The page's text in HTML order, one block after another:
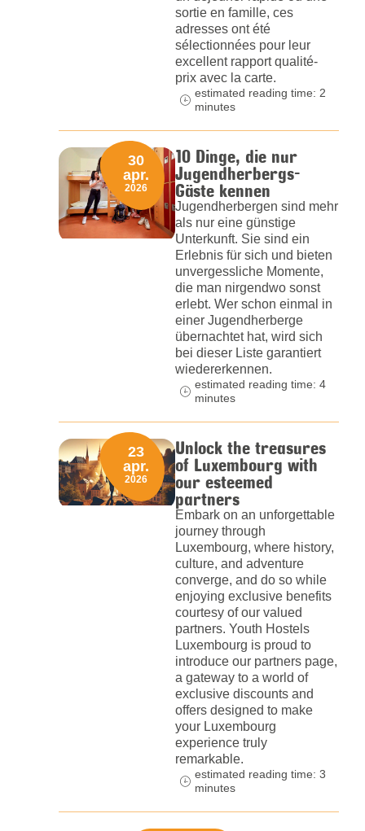
sortie en famille, ces
adresses ont été
sélectionnées pour leur
excellent rapport qualité-
prix avec la carte.
estimated reading time: 2
minutes
10 Dinge, die nur
Jugendherbergs-
Gäste kennen
Jugendherbergen sind mehr
als nur eine günstige
Unterkunft. Sie sind ein
Erlebnis für sich und bieten
unvergessliche Momente,
die man nirgendwo sonst
erlebt. Wer schon einmal in
einer Jugendherberge
übernachtet hat, wird sich
bei dieser Liste garantiert
wiedererkennen.
30
apr.
2026
estimated reading time: 4
minutes
Unlock the treasures
of Luxembourg with
our esteemed
partners
Embark on an unforgettable
journey through
Luxembourg, where history,
culture, and adventure
converge, and do so while
enjoying exclusive benefits
courtesy of our valued
partners. Youth Hostels
Luxembourg is proud to
introduce our partners page,
a gateway to a world of
exclusive discounts and
offers designed to make
your Luxembourg
experience truly
remarkable.
23
apr.
2026
estimated reading time: 3
minutes